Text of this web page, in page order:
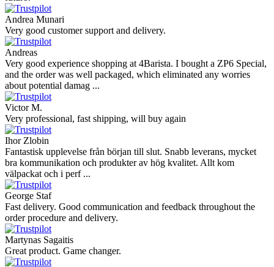
Andrea Munari
Very good customer support and delivery.
Andreas
Very good experience shopping at 4Barista. I bought a ZP6 Special,
and the order was well packaged, which eliminated any worries
about potential damag ...
Victor M.
Very professional, fast shipping, will buy again
Ihor Zlobin
Fantastisk upplevelse från början till slut. Snabb leverans, mycket
bra kommunikation och produkter av hög kvalitet. Allt kom
välpackat och i perf ...
George Staf
Fast delivery. Good communication and feedback throughout the
order procedure and delivery.
Martynas Sagaitis
Great product. Game changer.